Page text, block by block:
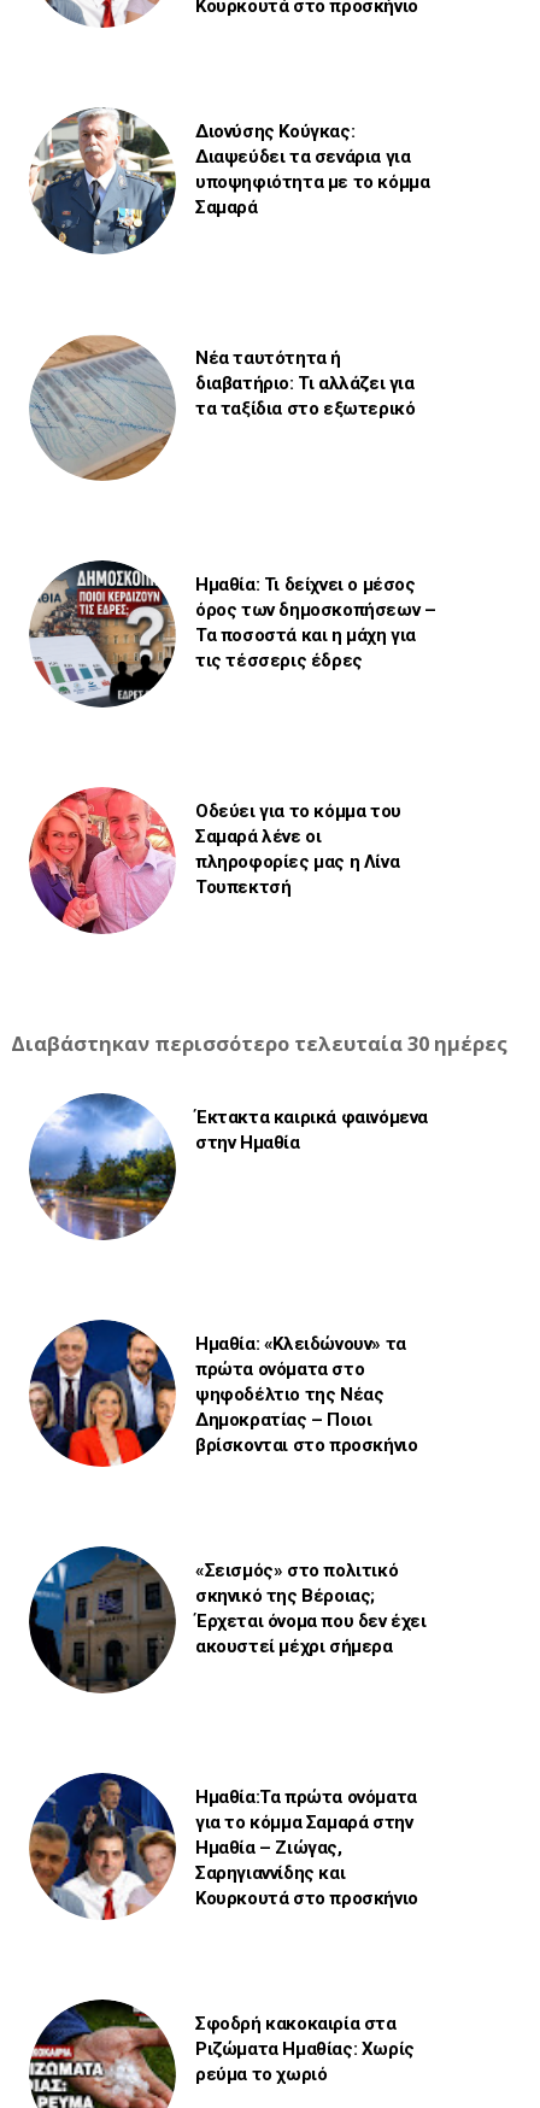
Κουρκουτά στο προσκήνιο
Διονύσης Κούγκας:
Διαψεύδει τα σενάρια για
υποψηφιότητα με το κόμμα
Σαμαρά
Νέα ταυτότητα ή
διαβατήριο: Τι αλλάζει για
τα ταξίδια στο εξωτερικό
Ημαθία: Τι δείχνει ο μέσος
όρος των δημοσκοπήσεων –
Τα ποσοστά και η μάχη για
τις τέσσερις έδρες
Οδεύει για το κόμμα του
Σαμαρά λένε οι
πληροφορίες μας η Λίνα
Τουπεκτσή
Διαβάστηκαν περισσότερο τελευταία 30 ημέρες
Έκτακτα καιρικά φαινόμενα
στην Ημαθία
Ημαθία: «Κλειδώνουν» τα
πρώτα ονόματα στο
ψηφοδέλτιο της Νέας
Δημοκρατίας – Ποιοι
βρίσκονται στο προσκήνιο
«Σεισμός» στο πολιτικό
σκηνικό της Βέροιας;
Έρχεται όνομα που δεν έχει
ακουστεί μέχρι σήμερα
Ημαθία:Τα πρώτα ονόματα
για το κόμμα Σαμαρά στην
Ημαθία – Ζιώγας,
Σαρηγιαννίδης και
Κουρκουτά στο προσκήνιο
Σφοδρή κακοκαιρία στα
Ριζώματα Ημαθίας: Χωρίς
ρεύμα το χωριό